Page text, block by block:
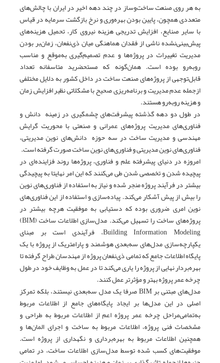
به هر روی صنعت ساخت‌وساز در چند دهه اخیر در ایران با چالش‌های
متعددی همچون، پایین بودن بهره‌وری و نرخ بازگشت سرمایه در قیاس
با سایر صنایع، افزایش تدریجی هزینه نیروی کار، تحمیل هزینه‌های
پیش‌بینی‌نشده ناشی از فقدان هماهنگی میان ذی‌نفعان، زمان‌بر بودن
مدیریت تغییرات در پروژه‌ها و عدم تصمیم‌گیری به‌موقع و مناسب
روبه‌رو بوده است. همان‌گونه که مستحضرید متاسفانه تعداد
قابل‌توجهی از پروژه‌های صنعت ساخت در داخل کشور به دلایل مختلفی
ازجمله عدم مدیریت و برنامه‌ریزی صحیح با مشکلاتی نظیر افزایش زمان
و هزینه روبه‌رو هستند.
در طول دو دهه گذشته پیشرفت‌های چشمگیری در زمینه دانش و
فناوری‌های مدیریت پروژه‌های عمرانی و صنعتی با محوریت گرایش
مهندسی و مدیریت ساخت در سه حوزه دانش‌های نوین مدیریتی،
فناوری‌های نوین مدیریتی و فناوری‌های نوین ساخت صورت گرفته است.
امروزه در دنیای پیشرفته علم و فناوری، پروژه‌ها روند فزاینده‌ای در
پیچیده شدن و تخصصی شدن طی می‌کنند که این امر نهایتا به پیچیدگی
بیشتر در فرآیند پروژه منجر شده و نیاز به استفاده از فناوری‌های نوین
را بیش‌ از پیش آشکار می‌کند. پیاده‌سازی و استفاده از این فناوری‌های
نوین امری ضروری بوده که دستیابی به موفقیت هرچه بیشتر در
پروژه‌های ساخت را تسهیل می‌کند. مدل‌سازی اطلاعات ساخت (BIM)
Building Information Modeling، فرآیندی است بر مبنای
یکپارچه‌سازی مدل‌های سه‌بعدی هوشمند و پارامتریک از پروژه با یک
پایگاه اطلاعات جامع که تمامی ‌ذی‌نفعان پروژه از مهندسان طراح گرفته تا
بهره‌بردار نهایی از پروژه را یاری می‌کند تا در عمل به وظایف خود در طول
چرخه عمر پروژه بهتر و مؤثرتر عمل کنند.
مدل‌های مبتنی بر BIM صرفا یک مدل سه‌بعدی نیستند، بلکه تمرکز
اصلی در این مدل‌ها بر ایجاد پایگاه‌های جامع از اطلاعات مربوط
به‌تمامی‌مراحل چرخه عمر پروژه اعم از اطلاعات مربوط به طراحی و
مشخصات فنی پروژه، اطلاعات مربوط به ساخت و اجرای المان‌ها و
همچنین اطلاعات مربوط به بهره‌برداری و نگهداری از پروژه است.
موفقیت‌های کسب ‌شده توسط مدل‌سازی اطلاعات ساخت، در تمامی